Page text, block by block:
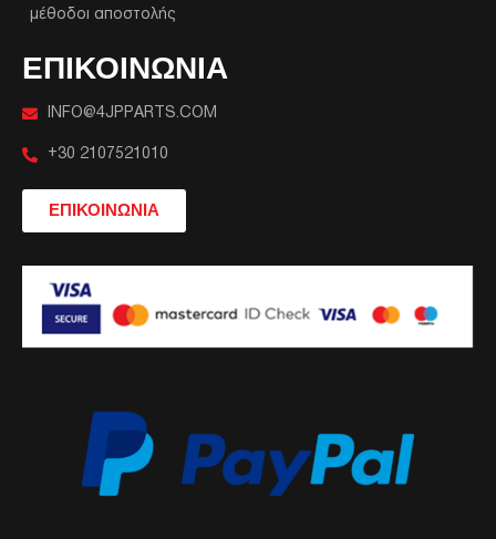
μέθοδοι αποστολής
ΕΠΙΚΟΙΝΩΝΙΑ
INFO@4JPPARTS.COM
+30 2107521010
ΕΠΙΚΟΙΝΩΝΙΑ